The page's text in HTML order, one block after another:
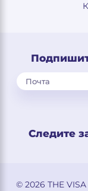
Следите
© 2026 THE